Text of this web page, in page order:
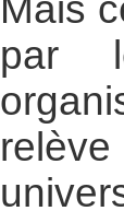
Mais
par